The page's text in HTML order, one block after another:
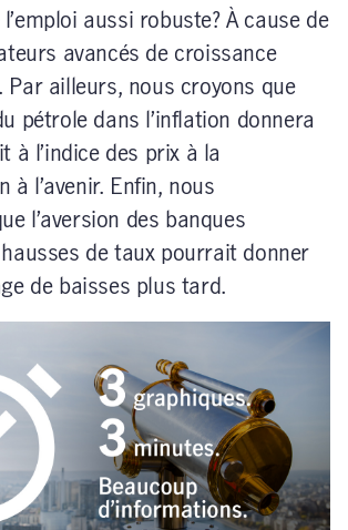
aussi robuste? À cause de
avancés de croissance
Par ailleurs, nous croyons que
pétrole dans l’inflation donnera
à l’indice des prix à la
à l’avenir. Enfin, nous
l’aversion des banques
de taux pourrait donner
de baisses plus tard.